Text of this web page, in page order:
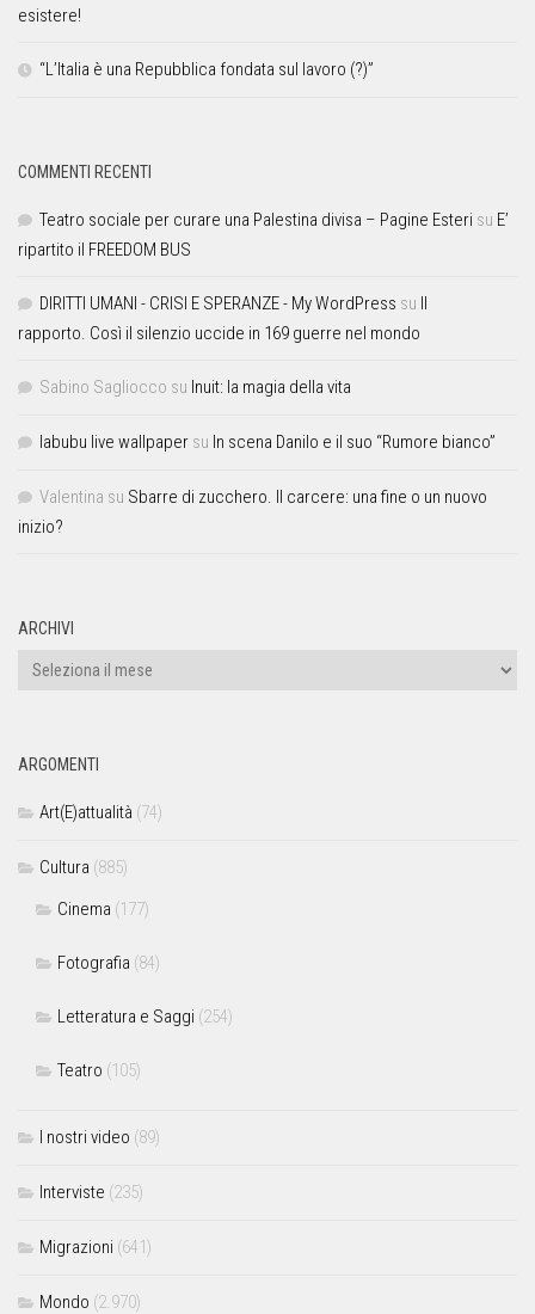
esistere!
“L’Italia è una Repubblica fondata sul lavoro (?)”
COMMENTI RECENTI
Teatro sociale per curare una Palestina divisa – Pagine Esteri su E’
ripartito il FREEDOM BUS
DIRITTI UMANI - CRISI E SPERANZE - My WordPress su Il
rapporto. Così il silenzio uccide in 169 guerre nel mondo
Sabino Sagliocco su Inuit: la magia della vita
labubu live wallpaper su In scena Danilo e il suo “Rumore bianco”
Valentina su Sbarre di zucchero. Il carcere: una fine o un nuovo
inizio?
ARCHIVI
ARGOMENTI
Art(E)attualità (74)
Cultura (885)
Cinema (177)
Fotografia (84)
Letteratura e Saggi (254)
Teatro (105)
I nostri video (89)
Interviste (235)
Migrazioni (641)
Mondo (2.970)